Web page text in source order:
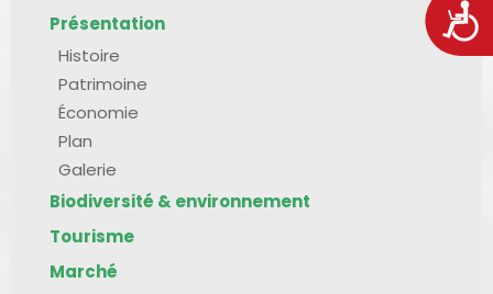
Présentation
Histoire
Patrimoine
Économie
Plan
Galerie
Biodiversité & environnement
Tourisme
Marché